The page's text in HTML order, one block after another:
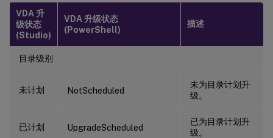
VDA 升
级状态
(Studio)
VDA 升级状态
(PowerShell)
描述
目录级别
未计划 NotScheduled
未为目录计划升
级。
已计划 UpgradeScheduled
已为目录计划升
级。